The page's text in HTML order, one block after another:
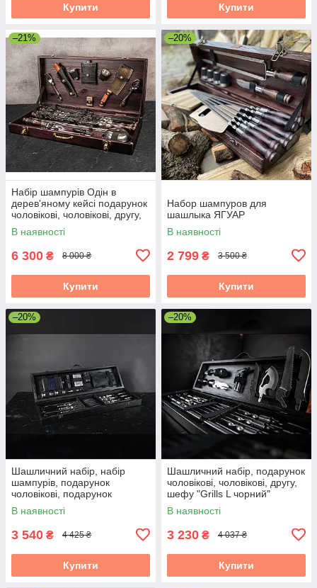
Купити Купити
–21%
Набір шампурів Одін в
дерев'яному кейсі подарунок
чоловікові, чоловікові, другу,
шефу
В наявності
6 300 ₴ 8 000 ₴
Купити
–20%
Набор шампуров для
шашлыка ЯГУАР
В наявності
2 799 ₴ 3 500 ₴
Купити
–20%
Шашличний набір, набір
шампурів, подарунок
чоловікові, подарунок
чоловікові "Grills G6"
В наявності
3 540 ₴ 4 425 ₴
Купити
–20%
Шашличний набір, подарунок
чоловікові, чоловікові, другу,
шефу "Grills L чорний"
В наявності
3 230 ₴ 4 037 ₴
Купити